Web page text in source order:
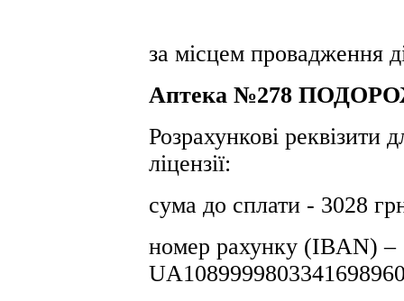
за місцем провадження
Аптека №278
Розрахункові реквізити
ліцензії:
сума до сплати - 3028
номер рахунку (IBAN) –